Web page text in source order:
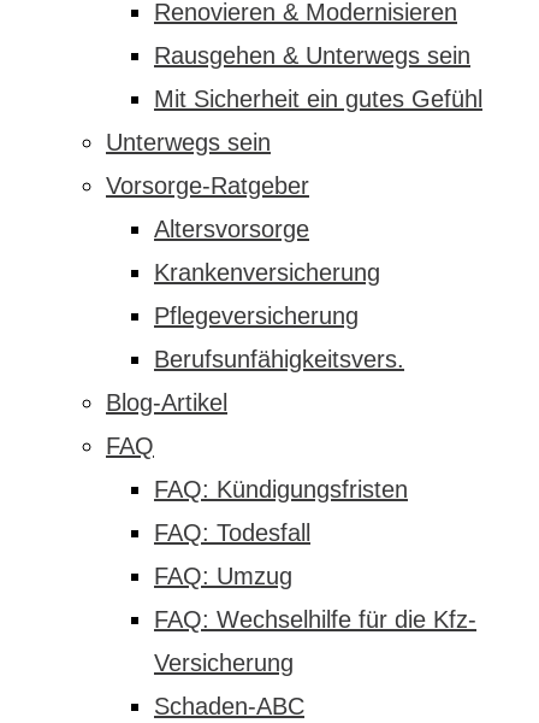
Renovieren & Modernisieren
Rausgehen & Unterwegs sein
Mit Sicherheit ein gutes Gefühl
Unterwegs sein
Vorsorge-Ratgeber
Altersvorsorge
Krankenversicherung
Pflegeversicherung
Berufsunfähigkeitsvers.
Blog-Artikel
FAQ
FAQ: Kündigungsfristen
FAQ: Todesfall
FAQ: Umzug
FAQ: Wechselhilfe für die Kfz-
Versicherung
Schaden-ABC